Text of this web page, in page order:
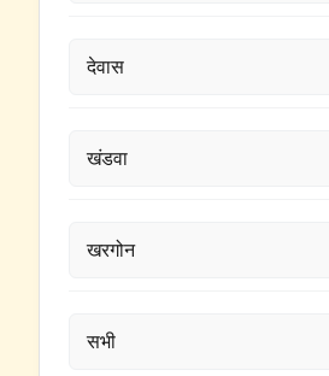
देवास
खंडवा
खरगोन
सभी